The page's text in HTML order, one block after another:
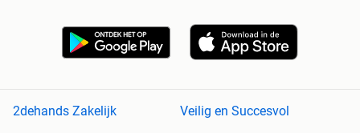
2dehands Zakelijk
Veilig en Succesvol